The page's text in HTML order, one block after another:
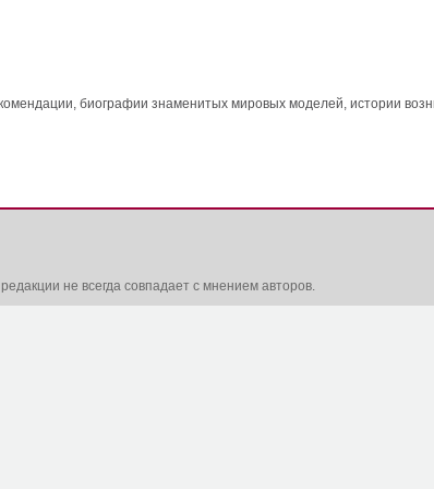
биографии знаменитых мировых моделей, истории
не всегда совпадает с мнением авторов.